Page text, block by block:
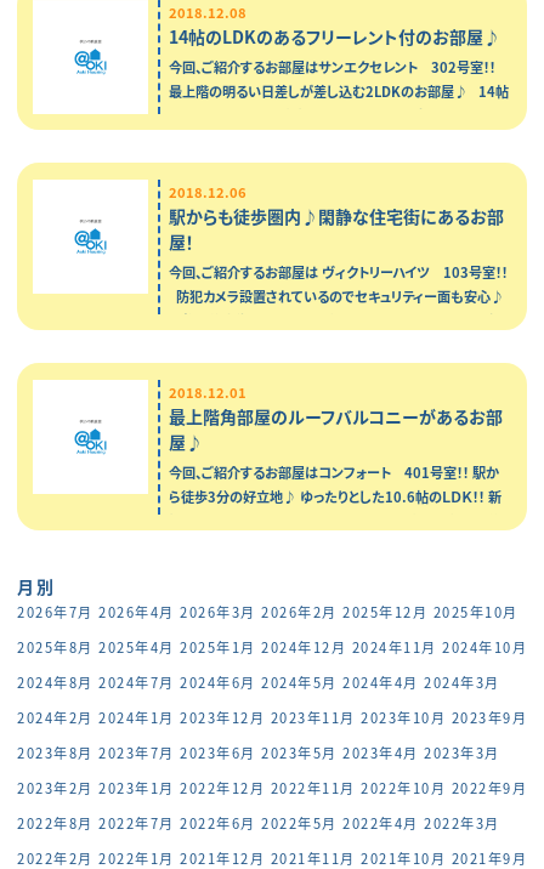
2018.12.08
14帖のLDKのあるフリーレント付のお部屋♪
今回、ご紹介するお部屋はサンエクセレント 302号室！！
最上階の明るい日差しが差し込む2LDKのお部屋♪ 14帖
の広々としたLDK！！新婚さん・ファミリーの方オススメです
2018.12.06
駅からも徒歩圏内♪閑静な住宅街にあるお部
屋！
今回、ご紹介するお部屋は ヴィクトリーハイツ 103号室！！
防犯カメラ設置されているのでセキュリティー面も安心♪
閑静な住宅街にある角のお部屋なので ゆったりとした時…
2018.12.01
最上階角部屋のルーフバルコニーがあるお部
屋♪
今回、ご紹介するお部屋はコンフォート 401号室！！ 駅か
ら徒歩3分の好立地♪ ゆったりとした10.6帖のＬＤＫ！！ 新
月別
2026年7月 2026年4月 2026年3月 2026年2月 2025年12月 2025年10月
2025年8月 2025年4月 2025年1月 2024年12月 2024年11月 2024年10月
2024年8月 2024年7月 2024年6月 2024年5月 2024年4月 2024年3月
2024年2月 2024年1月 2023年12月 2023年11月 2023年10月 2023年9月
2023年8月 2023年7月 2023年6月 2023年5月 2023年4月 2023年3月
2023年2月 2023年1月 2022年12月 2022年11月 2022年10月 2022年9月
2022年8月 2022年7月 2022年6月 2022年5月 2022年4月 2022年3月
2022年2月 2022年1月 2021年12月 2021年11月 2021年10月 2021年9月